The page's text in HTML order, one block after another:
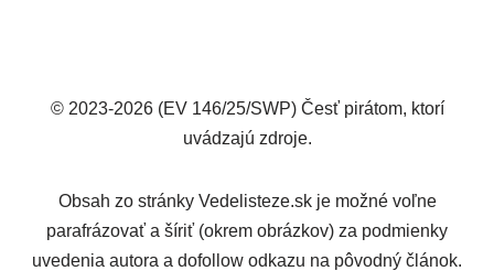
© 2023-2026 (EV 146/25/SWP) Česť pirátom, ktorí
uvádzajú zdroje.
Obsah zo stránky Vedelisteze.sk je možné voľne
parafrázovať a šíriť (okrem obrázkov) za podmienky
uvedenia autora a dofollow odkazu na pôvodný článok.